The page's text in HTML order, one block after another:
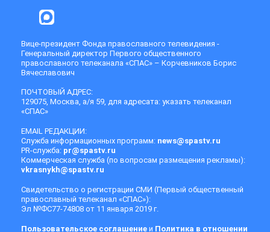
Вице-президент Фонда православного телевидения -
Генеральный директор Первого общественного
православного телеканала «СПАС» – Корчевников Борис
Вячеславович
ПОЧТОВЫЙ АДРЕС:
129075, Москва, а/я 59, для адресата: указать телеканал
«СПАС»
EMAIL РЕДАКЦИИ:
Служба информационных программ: news@spastv.ru
PR-служба: pr@spastv.ru
Коммерческая служба (по вопросам размещения рекламы):
vkrasnykh@spastv.ru
Свидетельство о регистрации СМИ (Первый общественный
православный телеканал «СПАС»):
Эл №ФС77-74808 от 11 января 2019 г.
Пользовательское соглашение и Политика в отношении